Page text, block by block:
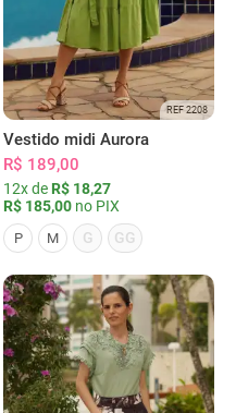
REF 2208
Vestido midi Aurora
R$ 189,00
12x de R$ 18,27
R$ 185,00 no PIX
P M G GG